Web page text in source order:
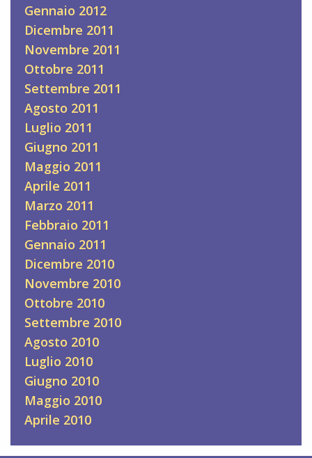
Gennaio 2012
Dicembre 2011
Novembre 2011
Ottobre 2011
Settembre 2011
Agosto 2011
Luglio 2011
Giugno 2011
Maggio 2011
Aprile 2011
Marzo 2011
Febbraio 2011
Gennaio 2011
Dicembre 2010
Novembre 2010
Ottobre 2010
Settembre 2010
Agosto 2010
Luglio 2010
Giugno 2010
Maggio 2010
Aprile 2010